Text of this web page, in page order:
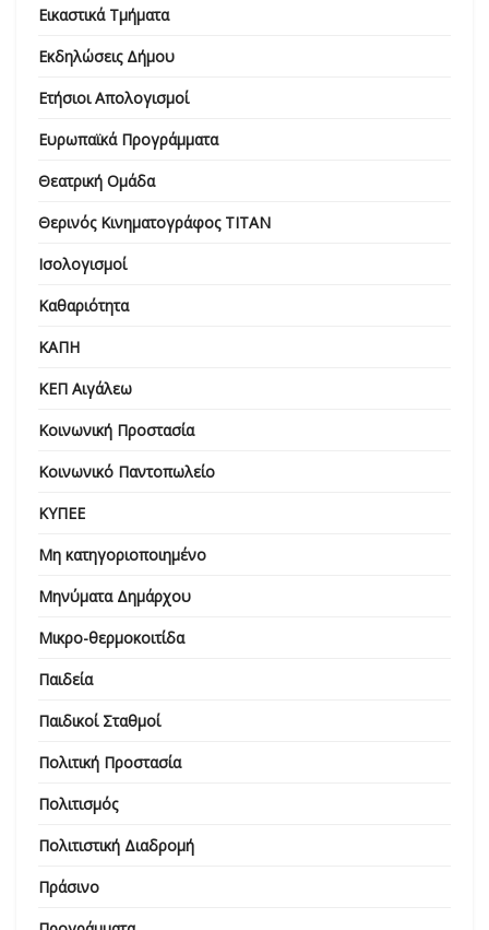
Εικαστικά Τμήματα
Εκδηλώσεις Δήμου
Ετήσιοι Απολογισμοί
Ευρωπαϊκά Προγράμματα
Θεατρική Ομάδα
Θερινός Κινηματογράφος ΤΙΤΑΝ
Ισολογισμοί
Καθαριότητα
ΚΑΠΗ
ΚΕΠ Αιγάλεω
Κοινωνική Προστασία
Κοινωνικό Παντοπωλείο
ΚΥΠΕΕ
Μη κατηγοριοποιημένο
Μηνύματα Δημάρχου
Μικρο-θερμοκοιτίδα
Παιδεία
Παιδικοί Σταθμοί
Πολιτική Προστασία
Πολιτισμός
Πολιτιστική Διαδρομή
Πράσινο